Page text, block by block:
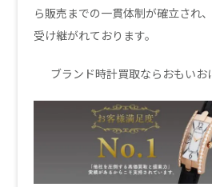
ら販売までの一貫体制が確立され
受け継がれております。
ブランド時計買取ならおもいお